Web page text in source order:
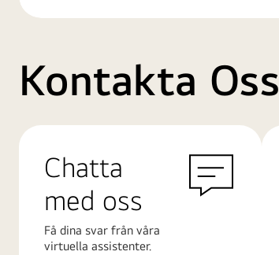
Kontakta Oss
Chatta
med oss
Få dina svar från våra
virtuella assistenter.